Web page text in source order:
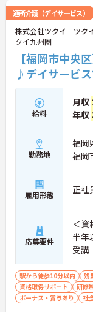
入社後1年間は専
ローするため、新
す。最大185万円
等の独自の福利厚
の方がご自身の個
って働き続けられ
★おすすめPOINT★
【夜勤なし×年間
をつけて働ける環
・身体への負担が
119日がしっかり
・毎月1日付与さ
み合わせて連休を
得しており未就学
が万全です
【賞与実績最大
い待遇と福利厚生
・頑張りをしっか
の賞与や配偶者・
・宿泊費補助など
S」や勤続3年以上
・社内規定の範囲
まつげエクステが
通所介護（デイサービス）
株式会社ツクイ ツク
クイ九州圏
【福岡市中央
♪デイサービス
給料
月収
年収
勤務地
福岡
福岡
雇用形態 正社
応募要件
＜資格＞不問
半年
受講
駅から徒歩10分以内 残
資格取得サポート
研修
ボーナス・賞与あり
社